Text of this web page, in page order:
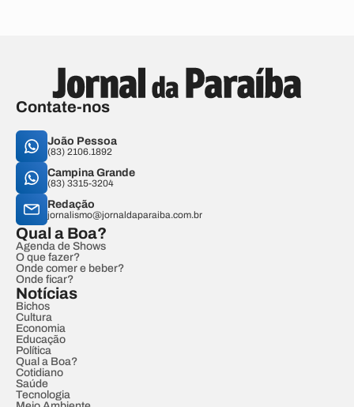
Contate-nos
João Pessoa
(83) 2106.1892
Campina Grande
(83) 3315-3204
Redação
jornalismo@jornaldaparaiba.com.br
Qual a Boa?
Agenda de Shows
O que fazer?
Onde comer e beber?
Onde ficar?
Notícias
Bichos
Cultura
Economia
Educação
Política
Qual a Boa?
Cotidiano
Saúde
Tecnologia